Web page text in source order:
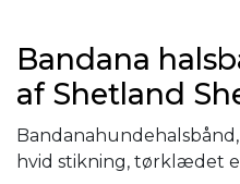
Bandana
af Shetland
hvid stikning, tørklædet